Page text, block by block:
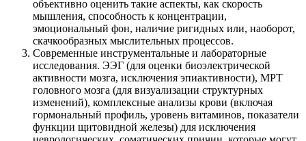
объективно оценить такие аспекты, как скорость
мышления, способность к концентрации,
эмоциональный фон, наличие ригидных или, наоборот,
скачкообразных мыслительных процессов.
Современные инструментальные и лабораторные
исследования. ЭЭГ (для оценки биоэлектрической
активности мозга, исключения эпиактивности), МРТ
головного мозга (для визуализации структурных
изменений), комплексные анализы крови (включая
гормональный профиль, уровень витаминов, показатели
функции щитовидной железы) для исключения